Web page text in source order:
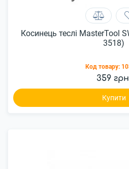
Косинець теслі MasterTool
3518)
Код товару:
359
Купити